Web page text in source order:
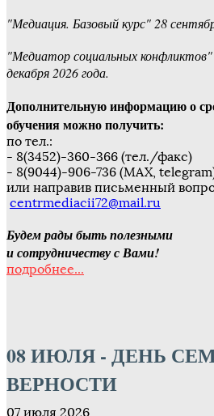
"Медиация. Базовый курс" 28
"Медиатор социальных
декабря 2026 года.
Дополнительную информацию о
обучения можно получить:
по тел.:
- 8(3452)-360-366 (тел./факс)
- 8(9044)-906-736 (МAX,
или направив письменный
centrmediacii72@mail.ru
Будем рады быть полезными
и сотрудничеству с Вами!
подробнее...
08 ИЮЛЯ - ДЕНЬ
ВЕРНОСТИ
07 июля 2026